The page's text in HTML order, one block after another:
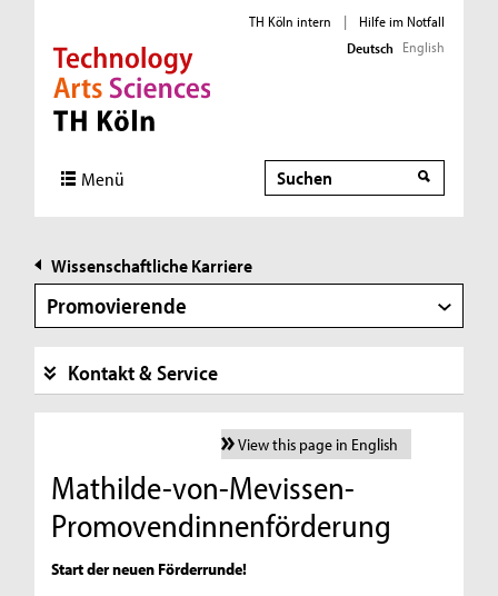
Direkt zur Hauptnavigation
Direkt zur Subnavigation
Direkt zum Inhalt
Direkt zum Fußbereich
TH Köln intern |
Hilfe im Notfall
Deutsch English
Menü Suche
Wissenschaftliche Karriere
Promovierende
Kontakt & Service
View this page in English
Mathilde-von-Mevissen-
Promovendinnenförderung
Start der neuen Förderrunde!